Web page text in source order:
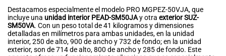
Destacamos especialmente el modelo PRO MGPEZ-50VJA, que
incluye una unidad interior PEAD-SM50JAy otra exterior SUZ-
SM50VA. Con un peso total de 41 kilogramos y dimensiones
detalladas en milímetros para ambas unidades, en la unidad
interior, 250 de alto, 900 de ancho y 732 de fondo; en la unidad
exterior, son de 714 de alto, 800 de ancho y 285 de fondo. Este